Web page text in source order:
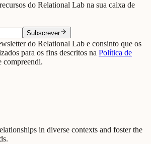
do Relational Lab na sua caixa de
Subscrever
do Relational Lab e consinto que os
para os fins descritos na Política de
compreendi.
in diverse contexts and foster the